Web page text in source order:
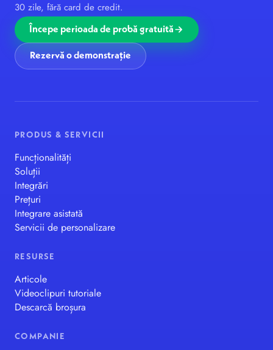
30 zile, fără card de credit.
Începe perioada de probă gratuită
Rezervă o demonstrație
PRODUS & SERVICII
Funcționalități
Soluții
Integrări
Prețuri
Integrare asistată
Servicii de personalizare
RESURSE
Articole
Videoclipuri tutoriale
Descarcă broșura
COMPANIE